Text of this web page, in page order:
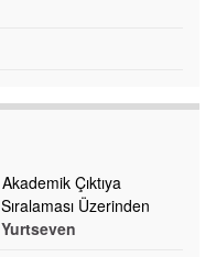
Çıktıya
Üzerinden